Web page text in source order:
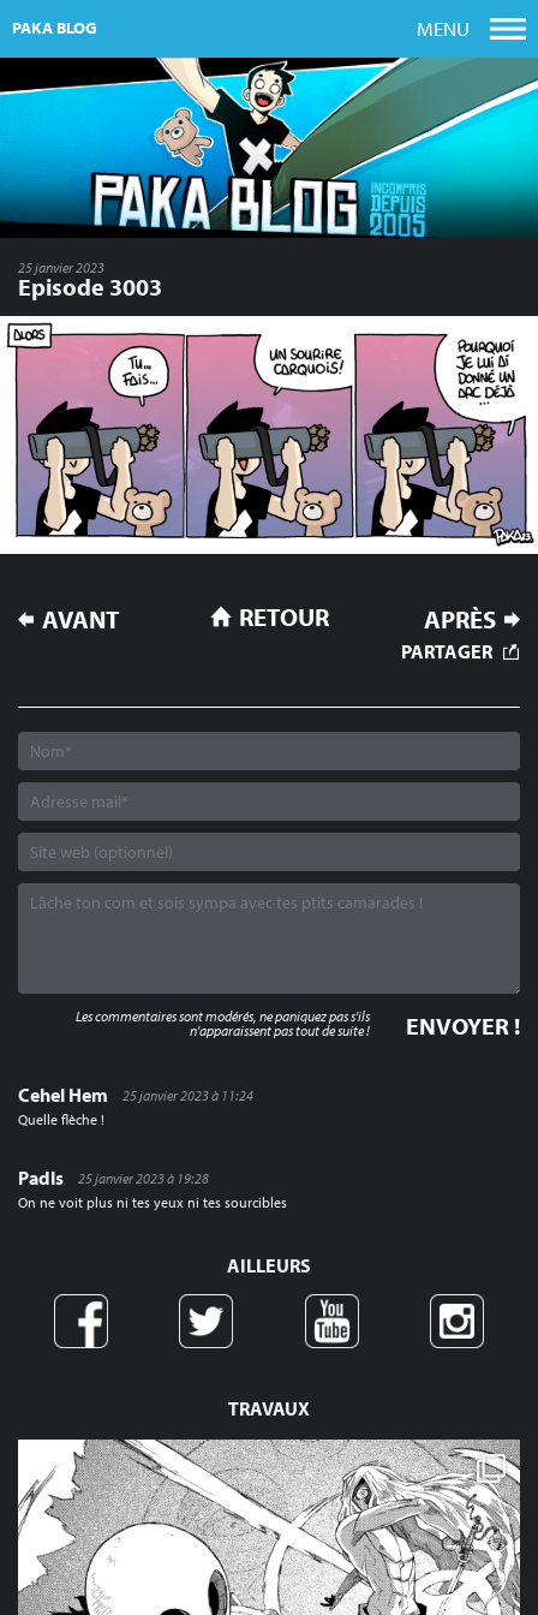
PAKA BLOG MENU
TRAVAUX
25 janvier 2023
Episode 3003
NAVIGATION
DE
AVANT APRÈS
RETOUR
PARTAGER
Cehel Hem
25 janvier 2023 à 11:24
Quelle flèche !
Padls
25 janvier 2023 à 19:28
On ne voit plus ni tes yeux ni tes sourcibles
Les commentaires sont modérés, ne paniquez pas s'ils
n'apparaissent pas tout de suite !
AILLEURS